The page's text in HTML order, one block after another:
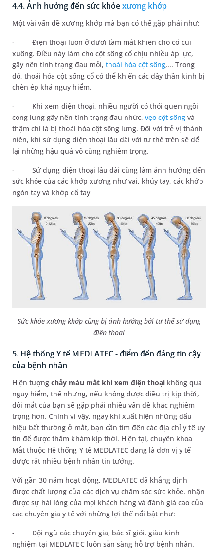
4.4. Ảnh hưởng đến sức khỏexương khớp
Một vài vấn đề xương khớp mà bạn có thể gặp phải như:
-
Điện thoại luôn ở dưới tầm mắt khiến cho cổ cúi
xuống. Điều này làm cho cột sống cổ chịu nhiều áp lực,
gây nên tình trạng đau mỏi, thoái hóa cột sống,... Trong
đó, thoái hóa cột sống cổ có thể khiến các dây thần kinh bị
chèn ép khá nguy hiểm.
-
Khi xem điện thoại, nhiều người có thói quen ngồi
cong lưng gây nên tình trạng đau nhức,vẹo cột sống và
thậm chí là bị thoái hóa cột sống lưng. Đối với trẻ vị thành
niên, khi sử dụng điện thoại lâu dài với tư thế trên sẽ để
lại những hậu quả vô cùng nghiêm trọng.
-
Sử dụng điện thoại lâu dài cũng làm ảnh hưởng đến
sức khỏe của các khớp xương như vai, khủy tay, các khớp
ngón tay và khớp cổ tay.
Sức khỏe xương khớp cũng bị ảnh hưởng bởi tư thế sử dụng
điện thoại
5. Hệ thống Y tế MEDLATEC - điểm đến đáng tin cậy
của bệnh nhân
Hiện tượngchảy máu mắt khi xem điện thoại không quá
nguy hiểm, thế nhưng, nếu không được điều trị kịp thời,
đôi mắt của bạn sẽ gặp phải nhiều vấn đề khác nghiêm
trọng hơn. Chính vì vậy, ngay khi xuất hiện những dấu
hiệu bất thường ở mắt, bạn cần tìm đến các địa chỉ y tế uy
tín để được thăm khám kịp thời. Hiện tại, chuyên khoa
Mắt thuộc Hệ thống Y tế MEDLATEC đang là đơn vị y tế
được rất nhiều bệnh nhân tin tưởng.
Với gần 30 năm hoạt động, MEDLATEC đã khẳng định
được chất lượng của các dịch vụ chăm sóc sức khỏe, nhận
được sự hài lòng của mọi khách hàng và đánh giá cao của
các chuyên gia y tế với những lợi thế nổi bật như:
-
Đội ngũ các chuyên gia, bác sĩ giỏi, giàu kinh
nghiệm tại MEDLATEC luôn sẵn sàng hỗ trợ bệnh nhân.